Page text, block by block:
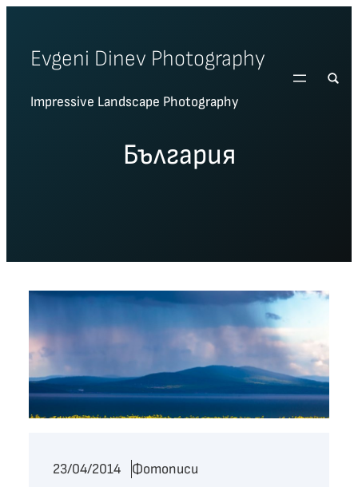
content
Evgeni Dinev Photography
Impressive Landscape Photography
България
23/04/2014
Фотописи